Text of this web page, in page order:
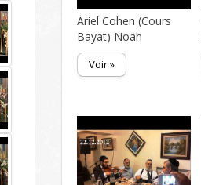
Ariel Cohen (Cours
Bayat) Noah
Voir »